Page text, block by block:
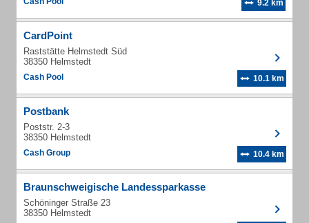
9.2 km
CardPoint
Raststätte Helmstedt Süd
38350 Helmstedt
Cash Pool 10.1 km
Postbank
Poststr. 2-3
38350 Helmstedt
Cash Group 10.4 km
Braunschweigische Landessparkasse
Schöninger Straße 23
38350 Helmstedt